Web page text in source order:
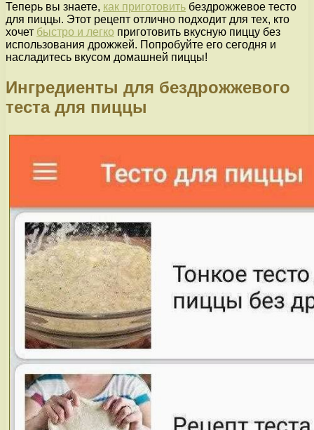
Теперь вы знаете, как приготовить бездрожжевое тесто
для пиццы. Этот рецепт отлично подходит для тех, кто
хочет быстро и легко приготовить вкусную пиццу без
использования дрожжей. Попробуйте его сегодня и
насладитесь вкусом домашней пиццы!
Ингредиенты для бездрожжевого
теста для пиццы